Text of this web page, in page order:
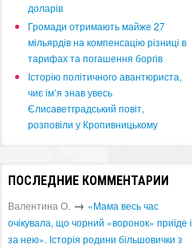
доларів
​Громади отримають майже 27
мільярдів на компенсацію різниці в
тарифах та погашення боргів
Історію політичного авантюриста,
чиє ім’я знав увесь
Єлисаветградський повіт,
розповіли у Кропивницькому
ПОСЛЕДНИЕ КОММЕНТАРИИ
Валентина О. → «Мама весь час
очікувала, що чорний «воронок» приїде і
за нею». Історія родини більшовички з